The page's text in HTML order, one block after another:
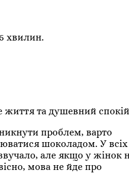
хвилин.
життя та душевний
проблем, варто
шоколадом. У
але якщо у жінок
мова не йде про